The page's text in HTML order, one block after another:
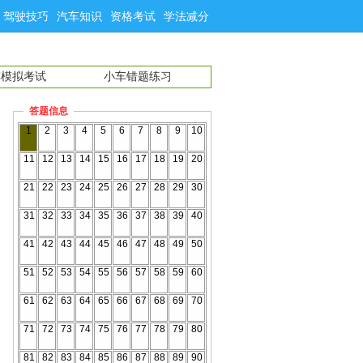
驾驶技巧 汽车知识 资格考试 学法减分
拟考试 小车错题练习
答题信息
1
2 3 4 5 6 7 8 9 10
11 12 13 14 15 16 17 18 19 20
21 22 23 24 25 26 27 28 29 30
31 32 33 34 35 36 37 38 39 40
41 42 43 44 45 46 47 48 49 50
51 52 53 54 55 56 57 58 59 60
61 62 63 64 65 66 67 68 69 70
71 72 73 74 75 76 77 78 79 80
81 82 83 84 85 86 87 88 89 90